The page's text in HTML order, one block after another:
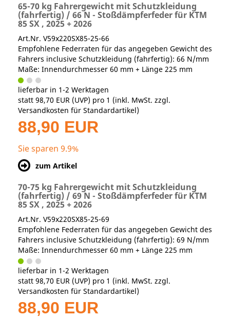
65-70 kg Fahrergewicht mit Schutzkleidung
(fahrfertig) / 66 N - Stoßdämpferfeder für KTM
85 SX , 2025 + 2026
Art.Nr. V59x220SX85-25-66
Empfohlene Federraten für das angegeben Gewicht des
Fahrers inclusive Schutzkleidung (fahrfertig): 66 N/mm
Maße: Innendurchmesser 60 mm + Länge 225 mm
lieferbar in 1-2 Werktagen
statt 98,70 EUR (UVP) pro 1 (inkl. MwSt. zzgl.
Versandkosten für Standardartikel)
88,90 EUR
Sie sparen 9.9%
zum Artikel
70-75 kg Fahrergewicht mit Schutzkleidung
(fahrfertig) / 69 N - Stoßdämpferfeder für KTM
85 SX , 2025 + 2026
Art.Nr. V59x220SX85-25-69
Empfohlene Federraten für das angegeben Gewicht des
Fahrers inclusive Schutzkleidung (fahrfertig): 69 N/mm
Maße: Innendurchmesser 60 mm + Länge 225 mm
lieferbar in 1-2 Werktagen
statt 98,70 EUR (UVP) pro 1 (inkl. MwSt. zzgl.
Versandkosten für Standardartikel)
88,90 EUR